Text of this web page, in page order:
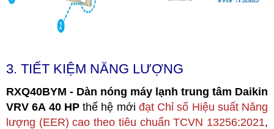
3. TIẾT KIỆM NĂNG LƯỢNG
RXQ40BYM - Dàn nóng máy lạnh trung tâm Daikin
VRV 6A 40 HP thế hệ mới đạt Chỉ số Hiệu suất Năng
lượng (EER) cao theo tiêu chuẩn TCVN 13256:2021,